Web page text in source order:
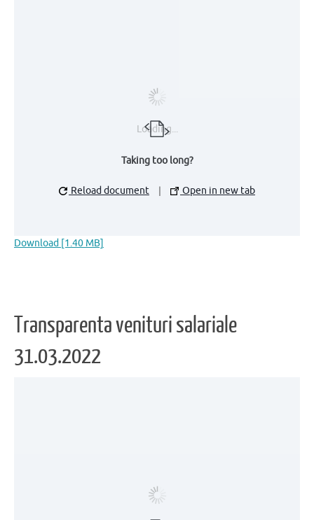
Loading...
Taking too long?
Reload document | Open in new tab
Download [1.40 MB]
Transparenta venituri salariale
31.03.2022